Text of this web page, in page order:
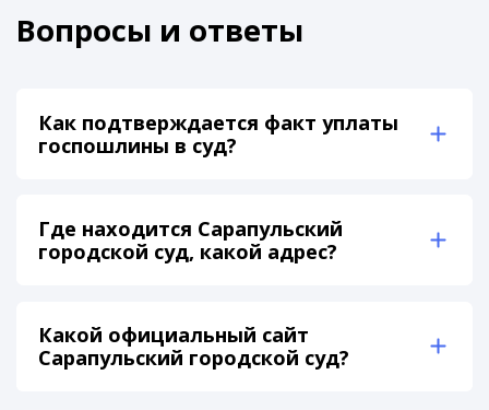
Вопросы и ответы
Как подтверждается факт уплаты
госпошлины в суд?
Где находится Сарапульский
городской суд, какой адрес?
Какой официальный сайт
Сарапульский городской суд?